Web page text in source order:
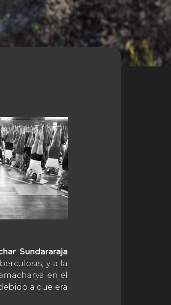
Sundararaja
y a la
en el
a que era